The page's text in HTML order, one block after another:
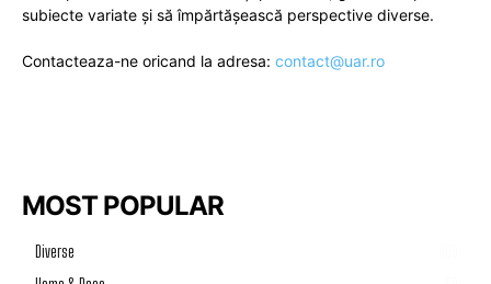
subiecte variate și să împărtășească perspective diverse.
Contacteaza-ne oricand la adresa: contact@uar.ro
MOST POPULAR
Diverse